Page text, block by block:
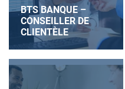
BTS BANQUE –
CONSEILLER DE
CLIENTÈLE